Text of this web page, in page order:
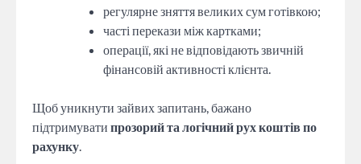
регулярне зняття великих сум готівкою;
часті перекази між картками;
операції, які не відповідають звичній
фінансовій активності клієнта.
Щоб уникнути зайвих запитань, бажано
підтримувати прозорий та логічний рух коштів по
рахунку.